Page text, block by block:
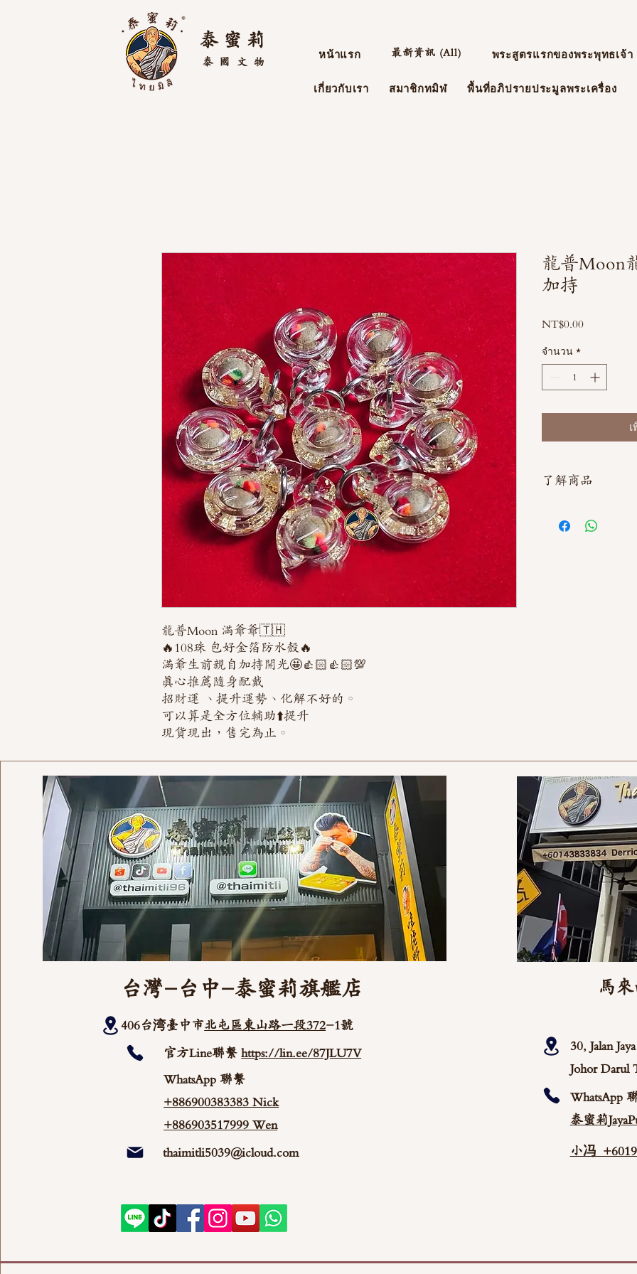
泰 蜜 莉
文物
泰國
หน้าแรก 最新資訊 (All) พระสูตรแรกของพระพุทธเจ้า
เกี่ยวกับเรา สมาชิกทมิฬ พื้นที่อภิปรายประมูลพระเครื่อง
龍普Moon 滿爺爺🇹🇭
🔥108珠 包好金箔防水殼🔥
滿爺生前親自加持開光🤩👍🏻👍🏻💯
真心推薦隨身配戴
招財運 、提升運勢、化解不好的。
可以算是全方位輔助⬆️提升
現貨現出，售完為止。
龍普Moon
加持
NT$0.00ราคา
จำนวน *
了解商品
台灣-台中-泰蜜莉旗艦店
406台湾臺中市北屯區東山路一段372-1號
官方Line聯繫https://lin.ee/87JLU7V
WhatsApp 聯繫
+886900383383 Nick
+886903517999 Wen
thaimitli5039@icloud.com
馬
30, Jalan
Johor Darul
WhatsApp
泰蜜莉
小冯